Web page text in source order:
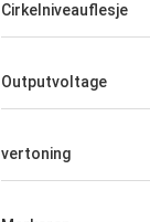
Cirkelniveauflesje
Outputvoltage
vertoning